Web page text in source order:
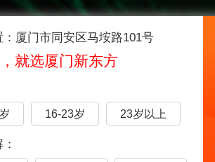
：厦门市同安区马垵路101号
就选厦门新东方
16-23岁 23岁以上